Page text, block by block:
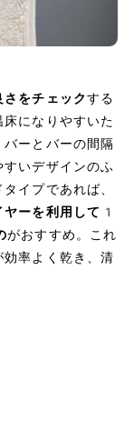
さをチェックする
になりやすいた
ーとバーの間隔
いデザインのふ
イプであれば、
ヤーを利用して1
がおすすめ。これ
率よく乾き、清